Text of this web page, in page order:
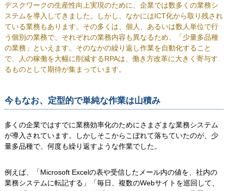
デスクワークの生産性向上実現のために、企業では数多くの業務シ
ステムを導入してきました。しかし、なかにはICT化から取り残され
ている業務もあります。その多くは、個人、あるいは数人単位で行
う個別の業務で、それぞれの業務内容も異なるため、「少量多品種
の業務」といえます。そのなかの繰り返し作業を自動化すること
で、人の稼働を大幅に削減するRPAは、働き方改革に大きく寄与す
るものとして期待が集まっています。
今もなお、定型的で単純な作業は山積み
多くの企業ではすでに業務効率化のためにさまざまな業務システム
が導入されています。しかしそこからこぼれて落ちていたのが、少
量多品種で、何度も繰り返すような作業でした。
例えば、「Microsoft Excelの表や受信したメール内の値を、社内の
業務システムに転記する」「毎日、複数のWebサイトを巡回して、